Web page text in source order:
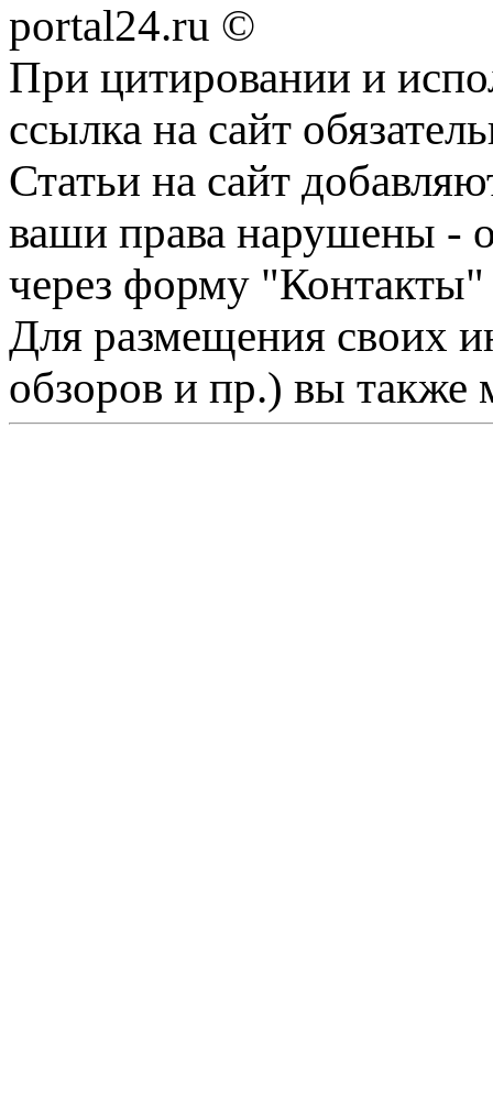
portal24.ru ©
При цитировании и
ссылка на сайт
Статьи на сайт
ваши права нарушены -
через форму "Контакты"
Для размещения своих
обзоров и пр.) вы также